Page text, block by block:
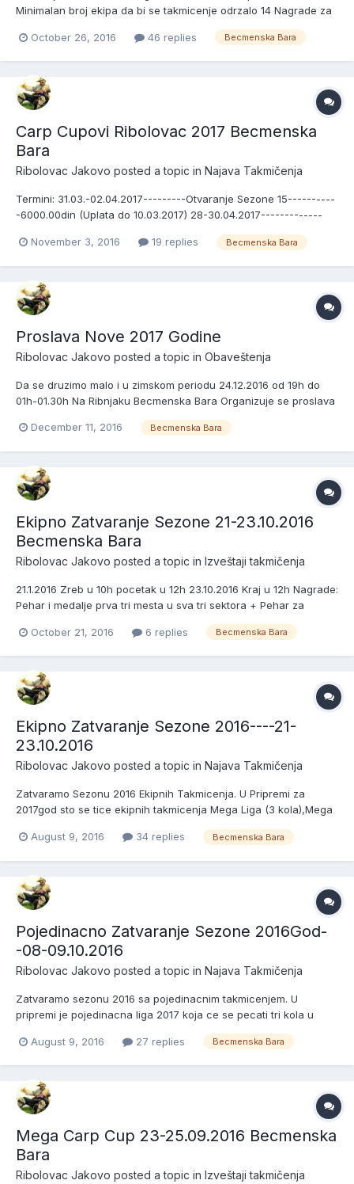
Minimalan broj ekipa da bi se takmicenje odrzalo 14 Nagrade za
--------------------110000.00din 17 ekipa-------------------------
October 26, 2016 46 replies Becmenska Bara
Carp Cupovi Ribolovac 2017 Becmenska
Bara
Ribolovac Jakovo posted a topic in Najava Takmičenja
Termini: 31.03.-02.04.2017---------Otvaranje Sezone 15----------
-6000.00din (Uplata do 10.03.2017) 28-30.04.2017-------------
06.04.2017) 16-18.06.2017-------------Carp Cup Ribolovac 16----
November 3, 2016 19 replies Becmenska Bara
Proslava Nove 2017 Godine
Ribolovac Jakovo posted a topic in Obaveštenja
Da se druzimo malo i u zimskom periodu 24.12.2016 od 19h do
01h-01.30h Na Ribnjaku Becmenska Bara Organizuje se proslava
Pekarskim Krompirom+Salata i Pice domaci program
December 11, 2016 Becmenska Bara
Ekipno Zatvaranje Sezone 21-23.10.2016
Becmenska Bara
Ribolovac Jakovo posted a topic in Izveštaji takmičenja
21.1.2016 Zreb u 10h pocetak u 12h 23.10.2016 Kraj u 12h Nagrade:
Pehar i medalje prva tri mesta u sva tri sektora + Pehar za
Ct 3 Promila 3-Ct Pijani Saran Sr.Mitrovica 4-Ct Viktorija 5-Ct
October 21, 2016 6 replies Becmenska Bara
Ekipno Zatvaranje Sezone 2016----21-
23.10.2016
Ribolovac Jakovo posted a topic in Najava Takmičenja
Zatvaramo Sezonu 2016 Ekipnih Takmicenja. U Pripremi za
2017god sto se tice ekipnih takmicenja Mega Liga (3 kola),Mega
12h 23.10.2016 Kraj u 12h Kotizacija 5000.00din Nagrade: Pehari i
August 9, 2016 34 replies Becmenska Bara
Pojedinacno Zatvaranje Sezone 2016God-
-08-09.10.2016
Ribolovac Jakovo posted a topic in Najava Takmičenja
Zatvaramo sezonu 2016 sa pojedinacnim takmicenjem. U
pripremi je pojedinacna liga 2017 koja ce se pecati tri kola u
Pocetak u 11.30h peca se do 09.10.2016 do 16h (Ukupno 28 sati)
August 9, 2016 27 replies Becmenska Bara
Mega Carp Cup 23-25.09.2016 Becmenska
Bara
Ribolovac Jakovo posted a topic in Izveštaji takmičenja